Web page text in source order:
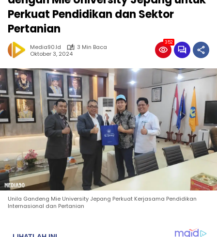
Perkuat Pendidikan dan Sektor
Pertanian
Media90.id
3 Min Baca
Oktober 3, 2024
352
Unila Gandeng Mie University Jepang Perkuat Kerjasama Pendidikan
Internasional dan Pertanian